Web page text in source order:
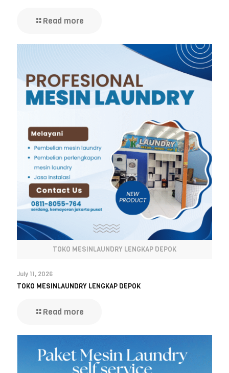
Read more
TOKO MESINLAUNDRY LENGKAP DEPOK
July 11, 2026
TOKO MESINLAUNDRY LENGKAP DEPOK
Read more